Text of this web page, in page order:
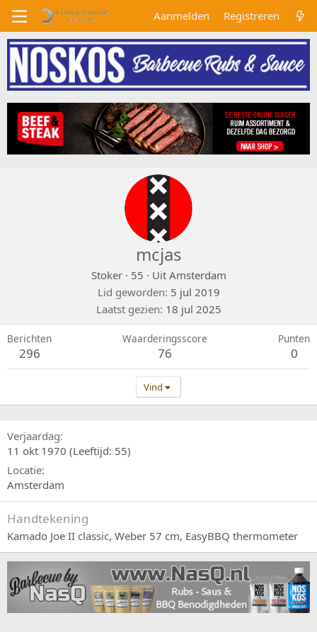
Aanmelden Registreren
mcjas
Stoker · 55 · Uit Amsterdam
Lid geworden 5 jul 2019
Laatst gezien 18 jul 2025
Berichten
296
Waarderingsscore
76
Punten
0
Vind
Verjaardag
11 okt 1970 (Leeftijd: 55)
Locatie
Amsterdam
Handtekening
Kamado Joe II classic, Weber 57 cm, EasyBBQ thermometer